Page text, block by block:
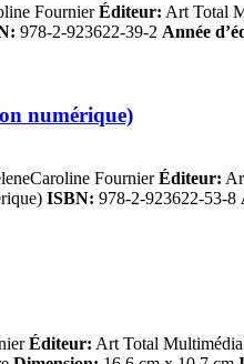
FournierÉditeur: Art Total
978-2-923622-39-2 Année
numérique)
FournierÉditeur:
ISBN: 978-2-923622-53-8
Éditeur: Art Total Multimédia